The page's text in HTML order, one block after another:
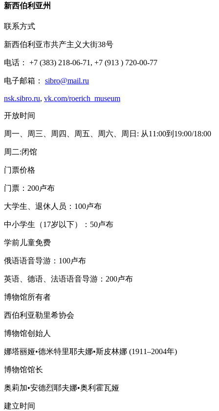
新西伯利亚州
联系方式
新西伯利亚市共产主义大街38号
电话： +7 (383) 218-06-71, +7 (913 ) 720-00-77
电子邮箱： sibro@mail.ru
nsk.sibro.ru, vk.com/roerich_museum
开放时间
周一、周三、周四、周五、周六、周日: 从11:00到19:00/18:00
周二:闭馆
门票价格
门票：200卢布
大学生、退休人员：100卢布
中小学生（17岁以下）：50卢布
学前儿童免费
俄语语音导游：100卢布
英语、德语、法语语音导游：200卢布
博物馆所有者
西伯利亚勒里希协会
博物馆创始人
娜塔丽娅•德米特里耶夫娜•斯皮林娜 (1911–2004年)
博物馆馆长
奥莉加•安德烈耶夫娜•奥利霍瓦娅
建立时间